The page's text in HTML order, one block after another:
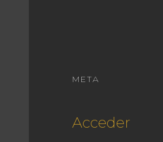
META
Acceder